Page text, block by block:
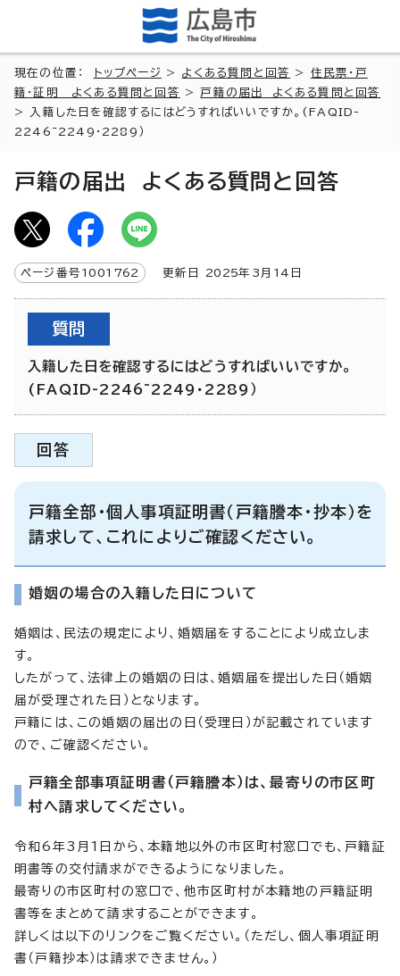
現在の位置： トップページ > よくある質問と回答 > 住民票・戸
籍・証明 よくある質問と回答
>戸籍の届出 よくある質問と回答
> 入籍した日を確認するにはどうすればいいですか。(FAQID-
2246~2249・2289）
戸籍の届出 よくある質問と回答
ページ番号 1001762 更新日 2025年3月 14 日
質問
入籍した日を確認するにはどうすればいいですか。
(FAQID-2246~2249・2289）
回答
戸籍全部・個人事項証明書（戸籍謄本・抄本）を
請求して、これによりご確認ください。
婚姻の場合の入籍した日について
婚姻は、民法の規定により、婚姻届をすることにより成立しま
す。
したがって、法律上の婚姻の日は、婚姻届を提出した日（婚姻
届が受理された日）となります。
戸籍には、この婚姻の届出の日（受理日）が記載されています
ので、ご確認ください。
戸籍全部事項証明書（戸籍謄本）は、最寄りの市区町
村へ請求してください。
令和6年3月1日から、本籍地以外の市区町村窓口でも、戸籍証
明書等の交付請求ができるようになりました。
最寄りの市区町村の窓口で、他市区町村が本籍地の戸籍証明
書等をまとめて請求することができます。
詳しくは以下のリンクをご覧ください。（ただし、個人事項証明
書（戸籍抄本）は請求できません。）